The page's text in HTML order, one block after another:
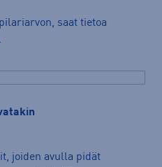
saat tietoa
joiden avulla pidät